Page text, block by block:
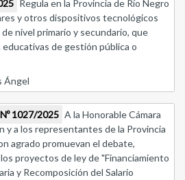
Regula en la Provincia de Río Negro
y otros dispositivos tecnológicos
nivel primario y secundario, que
de gestión pública o
Ángel
1027/2025 A la Honorable Cámara
y a los representantes de la Provincia
agrado promuevan el debate,
proyectos de ley de "Financiamiento
y Recomposición del Salario